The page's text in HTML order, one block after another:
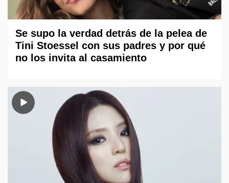
Se supo la verdad detrás de la pelea de
Tini Stoessel con sus padres y por qué
no los invita al casamiento